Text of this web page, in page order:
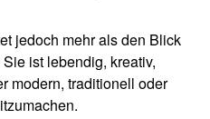
jedoch mehr als den Blick
ist lebendig, kreativ,
modern, traditionell oder